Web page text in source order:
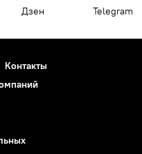
Дзен Telegram
Контакты